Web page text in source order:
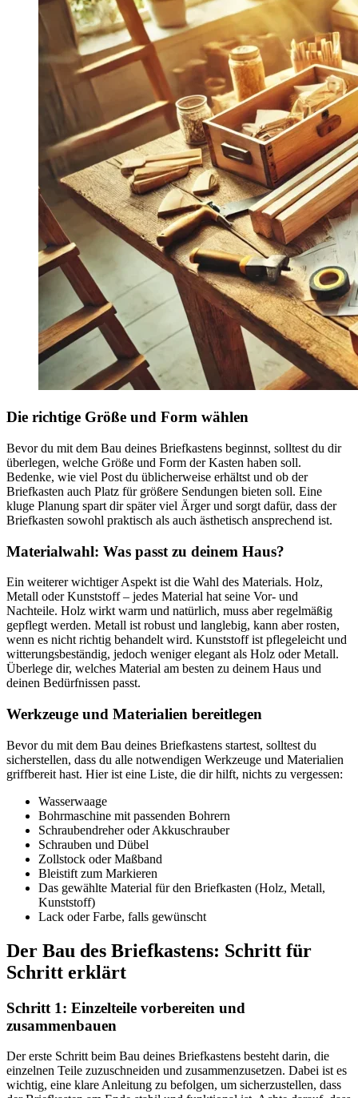
Die richtige Größe und Form wählen
Bevor du mit dem Bau deines Briefkastens beginnst, solltest du dir
überlegen, welche Größe und Form der Kasten haben soll.
Bedenke, wie viel Post du üblicherweise erhältst und ob der
Briefkasten auch Platz für größere Sendungen bieten soll. Eine
kluge Planung spart dir später viel Ärger und sorgt dafür, dass der
Briefkasten sowohl praktisch als auch ästhetisch ansprechend ist.
Materialwahl: Was passt zu deinem Haus?
Ein weiterer wichtiger Aspekt ist die Wahl des Materials. Holz,
Metall oder Kunststoff – jedes Material hat seine Vor- und
Nachteile. Holz wirkt warm und natürlich, muss aber regelmäßig
gepflegt werden. Metall ist robust und langlebig, kann aber rosten,
wenn es nicht richtig behandelt wird. Kunststoff ist pflegeleicht und
witterungsbeständig, jedoch weniger elegant als Holz oder Metall.
Überlege dir, welches Material am besten zu deinem Haus und
deinen Bedürfnissen passt.
Werkzeuge und Materialien bereitlegen
Bevor du mit dem Bau deines Briefkastens startest, solltest du
sicherstellen, dass du alle notwendigen Werkzeuge und Materialien
griffbereit hast. Hier ist eine Liste, die dir hilft, nichts zu vergessen:
Wasserwaage
Bohrmaschine mit passenden Bohrern
Schraubendreher oder Akkuschrauber
Schrauben und Dübel
Zollstock oder Maßband
Bleistift zum Markieren
Das gewählte Material für den Briefkasten (Holz, Metall,
Kunststoff)
Lack oder Farbe, falls gewünscht
Der Bau des Briefkastens: Schritt für
Schritt erklärt
Schritt 1: Einzelteile vorbereiten und
zusammenbauen
Der erste Schritt beim Bau deines Briefkastens besteht darin, die
einzelnen Teile zuzuschneiden und zusammenzusetzen. Dabei ist es
wichtig, eine klare Anleitung zu befolgen, um sicherzustellen, dass